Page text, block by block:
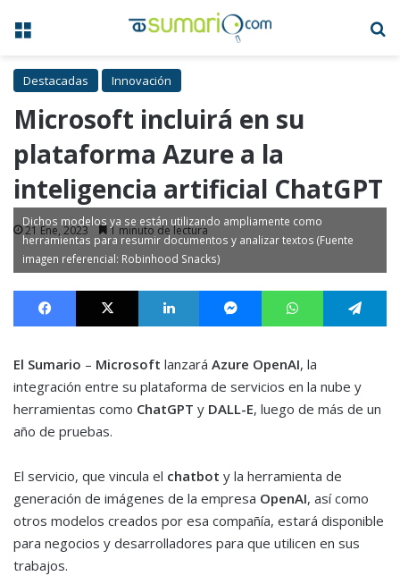
Menú
Destacadas Innovación
Microsoft incluirá en su
plataforma Azure a la
inteligencia artificial ChatGPT
21 Ene, 2023 1 minuto de lectura
Dichos modelos ya se están utilizando ampliamente como
herramientas para resumir documentos y analizar textos (Fuente
imagen referencial: Robinhood Snacks)
Facebook X LinkedIn MessengerWhatsApp
El Sumario – Microsoft lanzará Azure OpenAI, la
integración entre su plataforma de servicios en la nube y
herramientas como ChatGPT y DALL-E, luego de más de un
año de pruebas.
El servicio, que vincula el chatbot y la herramienta de
generación de imágenes de la empresa OpenAI, así como
otros modelos creados por esa compañía, estará disponible
para negocios y desarrolladores para que utilicen en sus
trabajos.